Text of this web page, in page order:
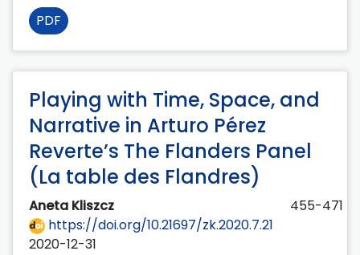
PDF
Playing with Time, Space, and
Narrative in Arturo Pérez
Reverte’s The Flanders Panel
(La table des Flandres)
Aneta Kliszcz
455-471
https://doi.org/10.21697/zk.2020.7.21
2020-12-31